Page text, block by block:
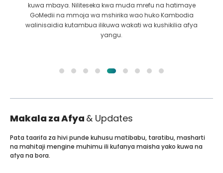
kuwa mbaya. Niliteseka kwa muda mrefu na hatimaye
GoMedii na mmoja wa mshirika wao huko Kambodia
walinisaidia kutambua ilikuwa wakati wa kushikilia afya
yangu.
Makala za Afya & Updates
Pata taarifa za hivi punde kuhusu matibabu, taratibu, masharti
na mahitaji mengine muhimu ili kufanya maisha yako kuwa na
afya na bora.